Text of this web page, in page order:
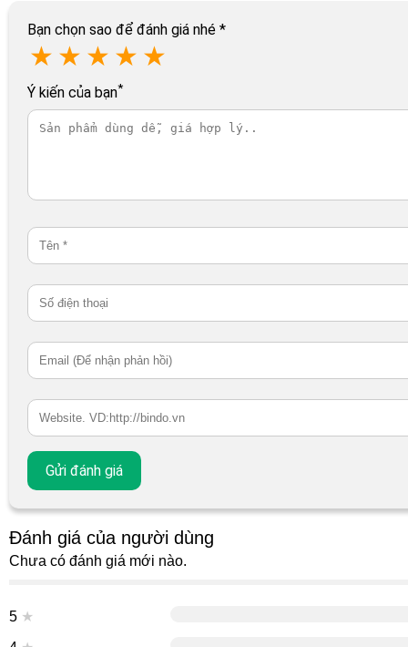
Bạn chọn sao để đánh giá nhé *
★ ★ ★ ★ ★
Ý kiến của bạn*
Đánh giá của người dùng
Chưa có đánh giá mới nào.
5 ★